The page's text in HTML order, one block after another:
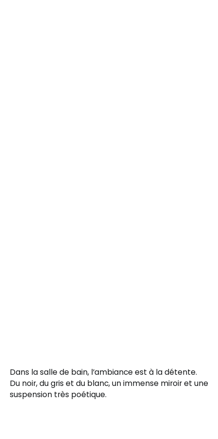
Dans la salle de bain, l’ambiance est à la détente.
Du noir, du gris et du blanc, un immense miroir et une
suspension très poétique.